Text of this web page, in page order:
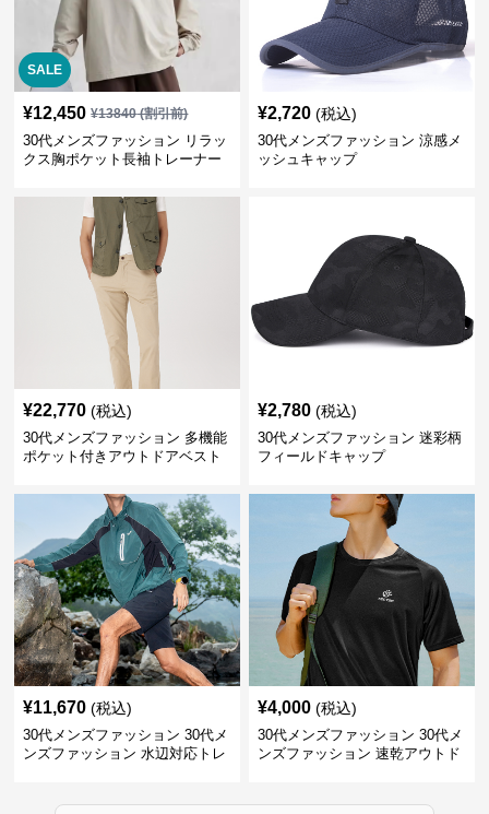
SALE
¥12,450 ¥13840(割引前)
30代メンズファッション リラッ
クス胸ポケット長袖トレーナー
¥2,720 (税込)
30代メンズファッション 涼感メ
ッシュキャップ
¥22,770 (税込)
30代メンズファッション 多機能
ポケット付きアウトドアベスト
¥2,780 (税込)
30代メンズファッション 迷彩柄
フィールドキャップ
¥11,670 (税込)
30代メンズファッション 30代メ
ンズファッション 水辺対応トレ
¥4,000 (税込)
30代メンズファッション 30代メ
ンズファッション 速乾アウトド